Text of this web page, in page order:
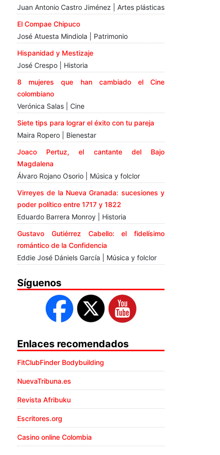
Juan Antonio Castro Jiménez | Artes plásticas
El Compae Chipuco
José Atuesta Mindiola | Patrimonio
Hispanidad y Mestizaje
José Crespo | Historia
8 mujeres que han cambiado el Cine
colombiano
Verónica Salas | Cine
Siete tips para lograr el éxito con tu pareja
Maira Ropero | Bienestar
Joaco Pertuz, el cantante del Bajo
Magdalena
Álvaro Rojano Osorio | Música y folclor
Virreyes de la Nueva Granada: sucesiones y
poder político entre 1717 y 1822
Eduardo Barrera Monroy | Historia
Gustavo Gutiérrez Cabello: el fidelísimo
romántico de la Confidencia
Eddie José Dániels García | Música y folclor
Síguenos
Enlaces recomendados
FitClubFinder Bodybuilding
NuevaTribuna.es
Revista Afribuku
Escritores.org
Casino online Colombia